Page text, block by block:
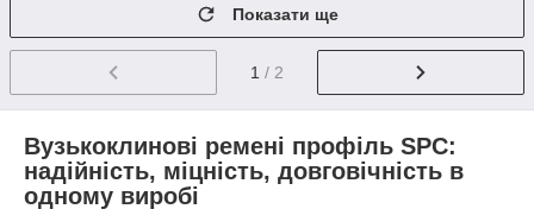
Показати ще
1 / 2
Вузькоклинові ремені профіль SPC:
надійність, міцність, довговічність в
одному виробі